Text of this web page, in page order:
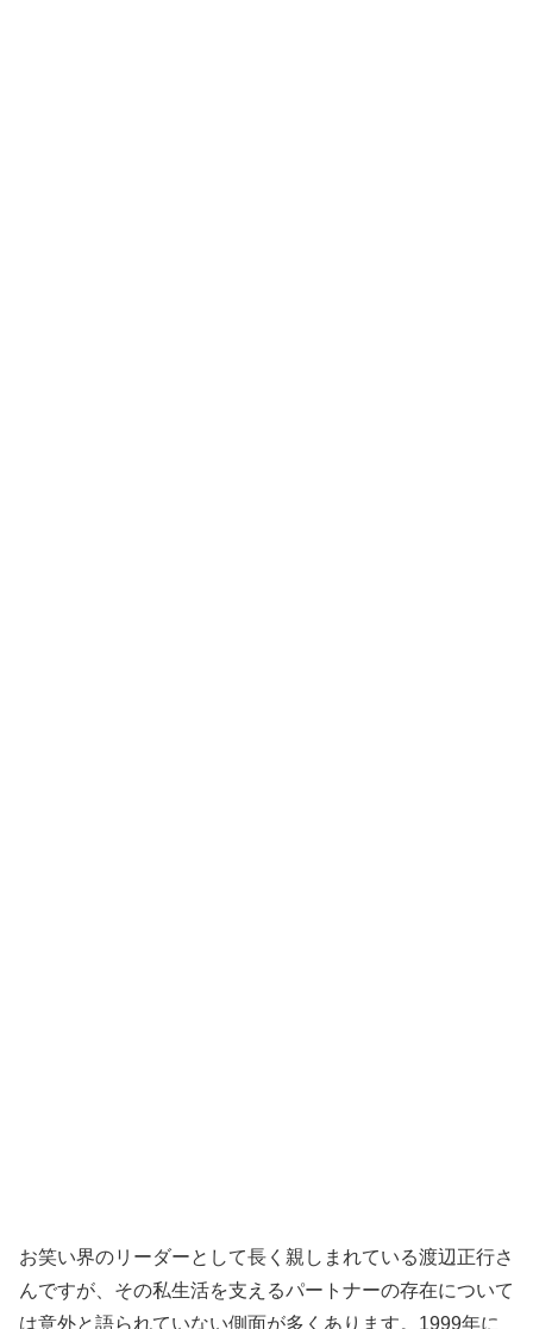
お笑い界のリーダーとして長く親しまれている渡辺正行さ
んですが、その私生活を支えるパートナーの存在について
は意外と語られていない側面が多くあります。1999年に